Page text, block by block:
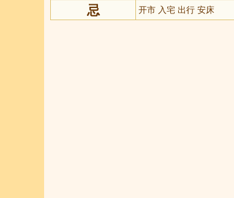
忌 开市 入宅 出行 安床